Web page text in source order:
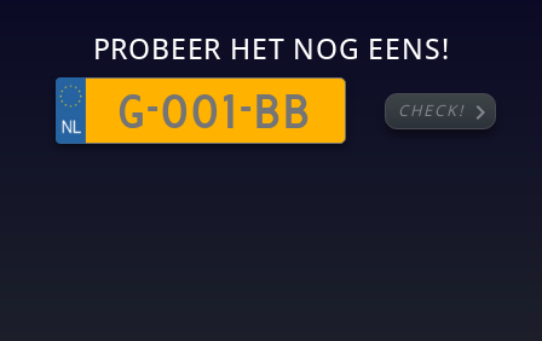
PROBEER HET NOG EENS!
CHECK! chevron_right